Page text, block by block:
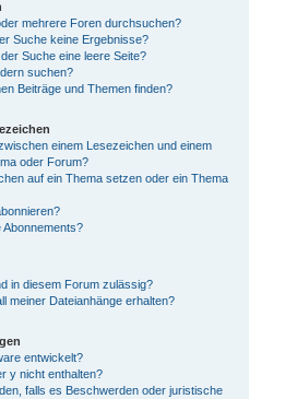
mehrere Foren durchsuchen?
Suche keine Ergebnisse?
Suche eine leere Seite?
suchen?
Beiträge und Themen finden?
einem Lesezeichen und einem
oder Forum?
auf ein Thema setzen oder ein Thema
Abonnements?
in diesem Forum zulässig?
meiner Dateianhänge erhalten?
entwickelt?
y nicht enthalten?
falls es Beschwerden oder juristische